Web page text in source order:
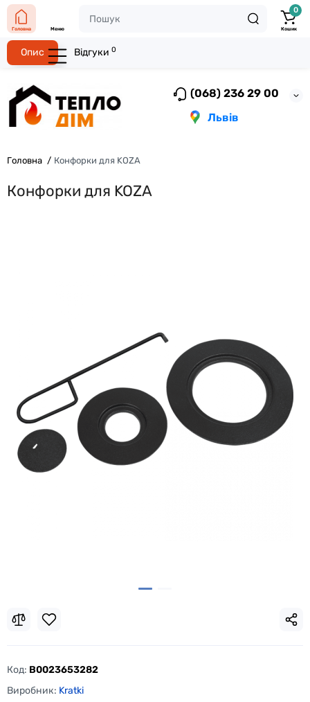
(068) 236 29 00
Львів
Головна Меню
0
Кошик
Головна Конфорки для KOZA
Конфорки для KOZA
Код: B0023653282
Виробник: Kratki
Опис Відгуки 0